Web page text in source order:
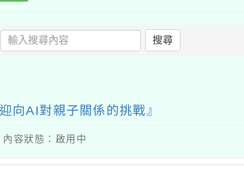
搜尋
向AI對親子關係的挑戰』
容狀態：啟用中